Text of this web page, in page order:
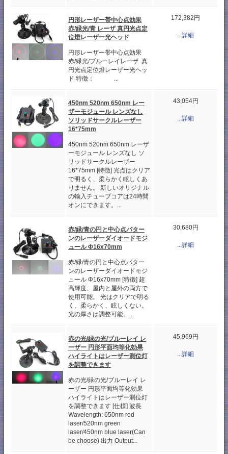
円形レーザー帯中心点効果
赤/緑光/青 レーザ 真円光点定
位燈レーザー光ヘッド
円形レーザー帯中心点効果
赤/緑光/ブルーレイレーザ 真
円光点定位燈レーザー光ヘッ
ド 特徴： ...
172,382円
...詳細
450nm 520nm 650nm レー
ザーモジュール レンズなし
ソリッドサークルレーザー
16*75mm
450nm 520nm 650nm レーザ
ーモジュール レンズなし ソ
リッドサークルレーザー
16*75mm [特徴] 光点はクリア
で明るく、柔らかく眩しくあ
りません。 新しいオリジナル
の輸入チューブコアは24時間
オンにできます。...
43,054円
...詳細
赤/緑/青の円と中心点パター
ンのレーザーダイオードモジ
ュール Φ16x70mm
赤/緑/青の円と中心点パター
ンのレーザーダイオードモジ
ュール Φ16x70mm [特徴] 超
高輝度、屋内と屋外の両方で
使用可能。 光はクリアで明る
く、柔らかく、眩しくない。
光の厚さは調整可能。...
30,680円
...詳細
赤の光/緑の光/ブルーレイ レ
ーザー 円形平面均等化効果
ハイライトはレーザー測位灯
を調整できます
赤の光/緑の光/ブルーレイ レ
ーザー 円形平面均等化効果
ハイライトはレーザー測位灯
を調整できます [仕様] 波長
Wavelength: 650nm red
laser/520nm green
laser/450nm blue laser(Can
be choose) 出力 Output...
45,969円
...詳細